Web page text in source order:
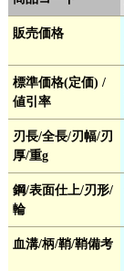
販売価格
標準価格(定価) /
値引率
刃長/全長/刃幅/刃
厚/重g
鋼/表面仕上/刃形/
輪
血溝/柄/鞘/鞘備考